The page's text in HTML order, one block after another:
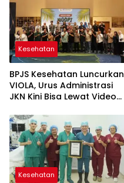
Kesehatan
BPJS Kesehatan Luncurkan
VIOLA, Urus Administrasi
JKN Kini Bisa Lewat Video
Kesehatan